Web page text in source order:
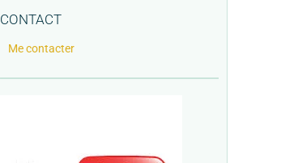
CONTACT
Me contacter